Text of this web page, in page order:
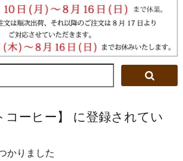
コーヒー】 に登録されてい
かりました